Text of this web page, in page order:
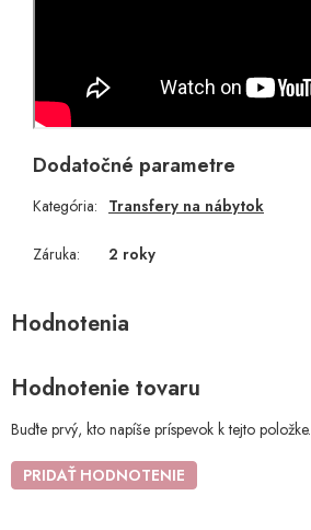
Dodatočné parametre
Kategória: Transfery na nábytok
Záruka: 2 roky
Hodnotenie tovaru
Buďte prvý, kto napíše príspevok k tejto položke.
PRIDAŤ HODNOTENIE